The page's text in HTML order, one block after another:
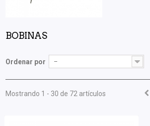
BOBINAS
Ordenar por --
Mostrando 1 - 30 de 72 artículos